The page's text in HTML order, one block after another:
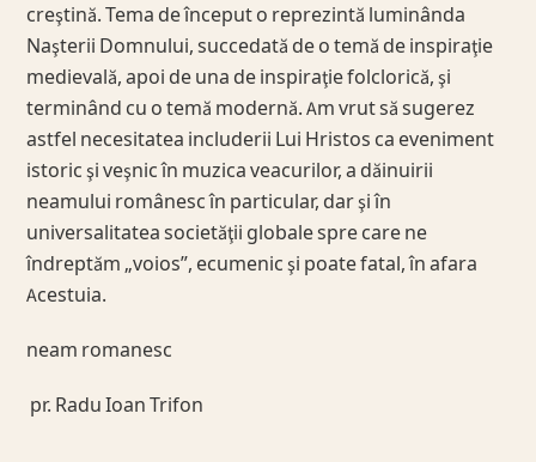
creştină. Tema de început o reprezintă luminânda
Naşterii Domnului, succedată de o temă de inspiraţie
medievală, apoi de una de inspiraţie folclorică, şi
terminând cu o temă modernă. Am vrut să sugerez
astfel necesitatea includerii Lui Hristos ca eveniment
istoric şi veşnic în muzica veacurilor, a dăinuirii
neamului românesc în particular, dar şi în
universalitatea societăţii globale spre care ne
îndreptăm „voios”, ecumenic şi poate fatal, în afara
Acestuia.
neam romanesc
pr. Radu Ioan Trifon